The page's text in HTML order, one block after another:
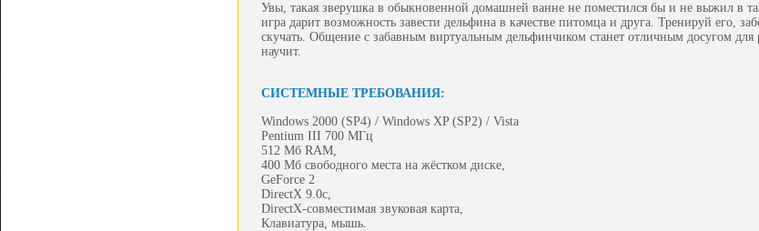
Увы, такая зверушка в обыкновенной домашней ванне не поместился бы и не выжил в
игра дарит возможность завести дельфина в качестве питомца и друга. Тренируй его,
скучать. Общение с забавным виртуальным дельфинчиком станет отличным досугом для
научит.
СИСТЕМНЫЕ ТРЕБОВАНИЯ:
Windows 2000 (SP4) / Windows XP (SP2) / Vista
Pentium III 700 МГц
512 Мб RAM,
400 Мб свободного места на жёстком диске,
GeForce 2
DirectX 9.0c,
DirectX-совместимая звуковая карта,
Клавиатура, мышь.